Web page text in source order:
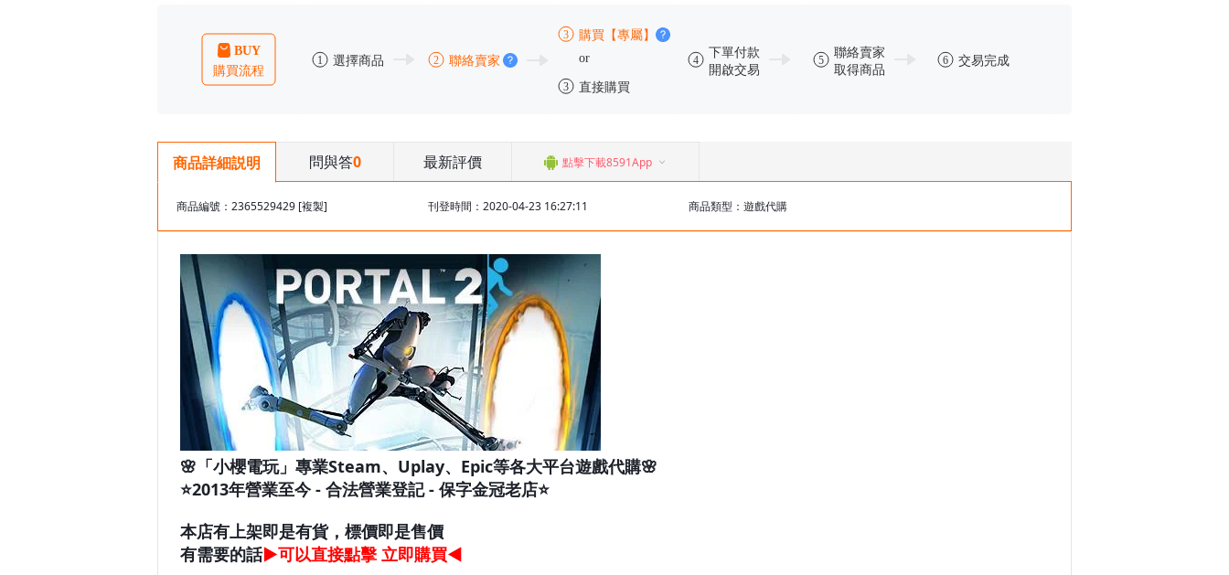
商品詳細説明 問與答0 最新評價 點擊下載8591App
商品編號：2365529429 [複製] 刊登時間：2020-04-23 16:27:11 商品類型：遊戲代購
🌸「小櫻電玩」專業Steam、Uplay、Epic等各大平台遊戲代購🌸
⭐️2013年營業至今 - 合法營業登記 - 保字金冠老店⭐️
本店有上架即是有貨，標價即是售價
有需要的話▶可以直接點擊 立即購買◀